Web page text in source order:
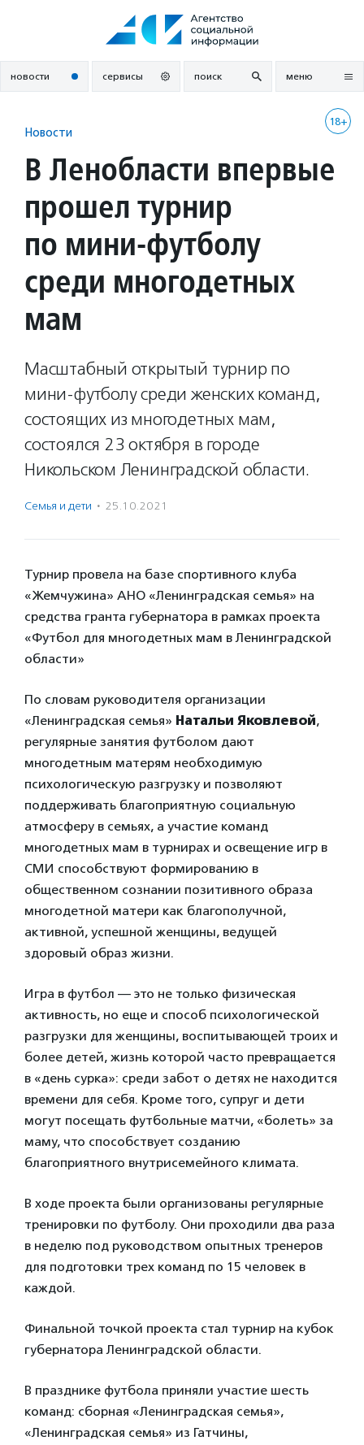
новости сервисы поиск меню
18+
Новости
В Ленобласти впервые
прошел турнир
по мини-футболу
среди многодетных
мам
Масштабный открытый турнир по
мини-футболу среди женских команд,
состоящих из многодетных мам,
состоялся 23 октября в городе
Никольском Ленинградской области.
Семья и дети · 25.10.2021
Турнир провела на базе спортивного клуба
«Жемчужина» АНО «Ленинградская семья» на
средства гранта губернатора в рамках проекта
«Футбол для многодетных мам в Ленинградской
области»
По словам руководителя организации
«Ленинградская семья» Натальи Яковлевой,
регулярные занятия футболом дают
многодетным матерям необходимую
психологическую разгрузку и позволяют
поддерживать благоприятную социальную
атмосферу в семьях, а участие команд
многодетных мам в турнирах и освещение игр в
СМИ способствуют формированию в
общественном сознании позитивного образа
многодетной матери как благополучной,
активной, успешной женщины, ведущей
здоровый образ жизни.
Игра в футбол — это не только физическая
активность, но еще и способ психологической
разгрузки для женщины, воспитывающей троих и
более детей, жизнь которой часто превращается
в «день сурка»: среди забот о детях не находится
времени для себя. Кроме того, супруг и дети
могут посещать футбольные матчи, «болеть» за
маму, что способствует созданию
благоприятного внутрисемейного климата.
В ходе проекта были организованы регулярные
тренировки по футболу. Они проходили два раза
в неделю под руководством опытных тренеров
для подготовки трех команд по 15 человек в
каждой.
Финальной точкой проекта стал турнир на кубок
губернатора Ленинградской области.
В празднике футбола приняли участие шесть
команд: сборная «Ленинградская семья»,
«Ленинградская семья» из Гатчины,